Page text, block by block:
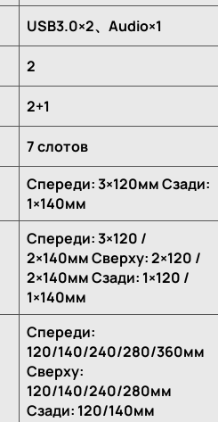
USB3.0×2、Audio×1
2
2+1
7 слотов
Спереди: 3×120мм Сзади:
1×140мм
Спереди: 3×120 /
2×140мм Сверху: 2×120 /
2×140мм Сзади: 1×120 /
1×140мм
Спереди:
120/140/240/280/360мм
Сверху:
120/140/240/280мм
Сзади: 120/140мм